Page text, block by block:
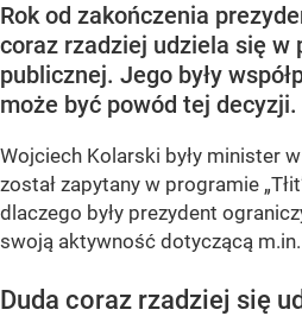
Rok od zakończenia
coraz rzadziej udziela się w
publicznej. Jego były
może być powód tej decyzji.
Wojciech Kolarski były minister
został zapytany w programie
dlaczego były prezydent
swoją aktywność dotyczącą
Duda coraz rzadziej się